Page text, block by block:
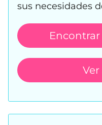
sus necesidades
Ver